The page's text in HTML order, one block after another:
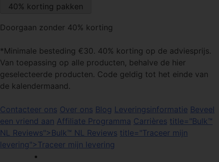
Doorgaan zonder 40% korting
*Minimale besteding €30. 40% korting op de adviesprijs.
Van toepassing op alle producten, behalve de hier
geselecteerde producten. Code geldig tot het einde van
de kalendermaand.
Contacteer ons Over ons Blog Leveringsinformatie Beveel
een vriend aan Affiliate Programma Carrières title="Bulk™
NL Reviews">Bulk™ NL Reviews title="Traceer mijn
levering">Traceer mijn levering